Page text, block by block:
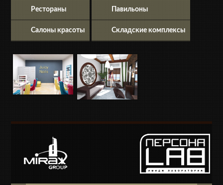
Рестораны
Салоны красоты
Павильоны
Складские комплексы